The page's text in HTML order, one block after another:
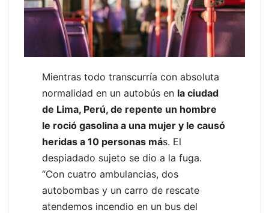
Mientras todo transcurría con absoluta
normalidad en un autobús en la ciudad
de Lima, Perú, de repente un hombre
le roció gasolina a una mujer y le causó
heridas a 10 personas más. El
despiadado sujeto se dio a la fuga.
“Con cuatro ambulancias, dos
autobombas y un carro de rescate
atendemos incendio en un bus del